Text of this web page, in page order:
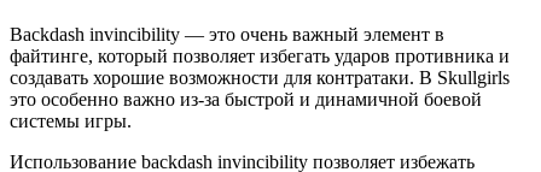
Backdash invincibility — это очень важный элемент в
файтинге, который позволяет избегать ударов противника и
создавать хорошие возможности для контратаки. В Skullgirls
это особенно важно из-за быстрой и динамичной боевой
системы игры.
Использование backdash invincibility позволяет избежать